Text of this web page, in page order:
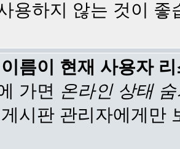
용하지 않는 것이 좋
름이 현재 사용자
가면 온라인 상태
시판 관리자에게만